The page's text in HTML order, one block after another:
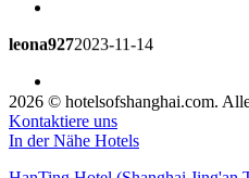
leona9272023-11-14
5.0
Nice hotel, good breakfast.
e01622568 2023-11-11
2026 © hotelsofshanghai.com.
Kontaktiere uns
In der Nähe Hotels